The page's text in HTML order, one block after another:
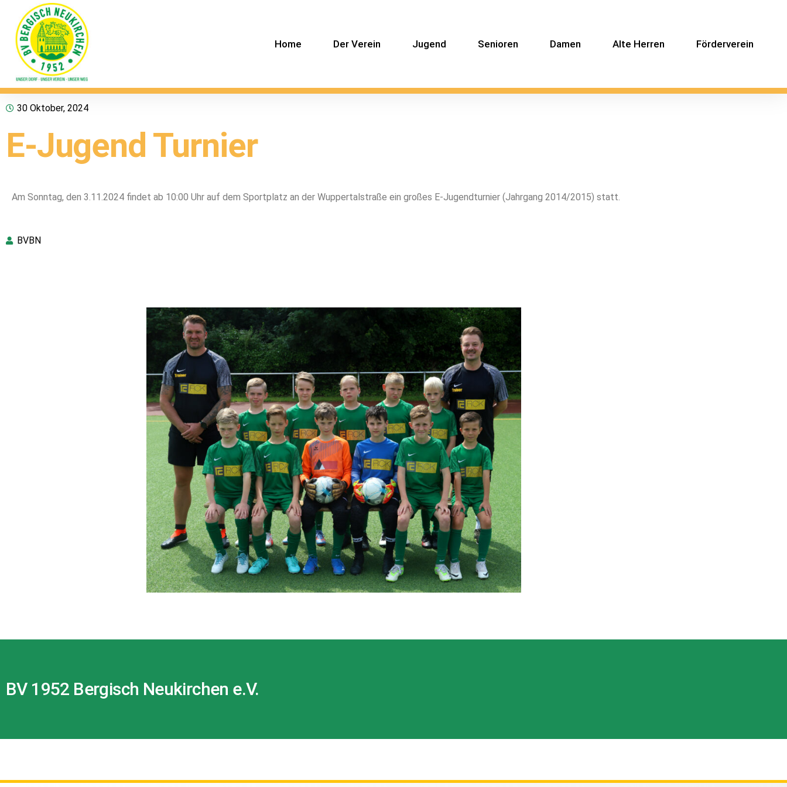
Home Der Verein Jugend Senioren Damen Alte Herren Förderverein
30 Oktober, 2024
E-Jugend Turnier
Am Sonntag, den 3.11.2024 findet ab 10:00 Uhr auf dem Sportplatz an der Wuppertalstraße ein großes E-Jugendturnier (Jahrgang 2014/2015) statt.
BVBN
BV 1952 Bergisch Neukirchen e.V.